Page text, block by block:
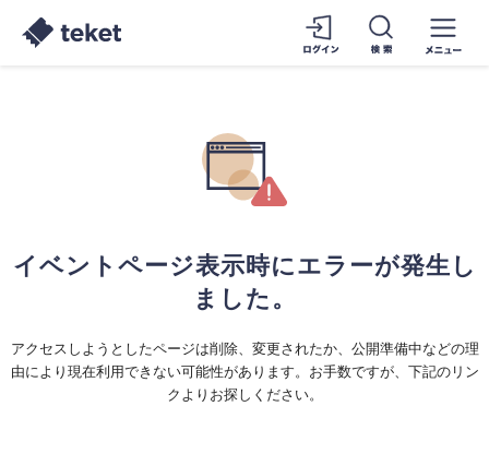
イベントページ表示時にエラーが発生し
ました。
アクセスしようとしたページは削除、変更されたか、公開準備中などの理
由により現在利用できない可能性があります。お手数ですが、下記のリン
クよりお探しください。